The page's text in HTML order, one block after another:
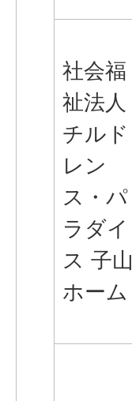
社会福
祉法人
チルド
レン
ス・パ
ラダイ
ス 子山
ホーム